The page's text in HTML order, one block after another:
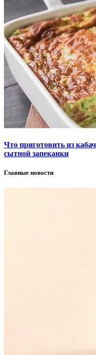
Что приготовить из
сытной запеканки
Главные новости